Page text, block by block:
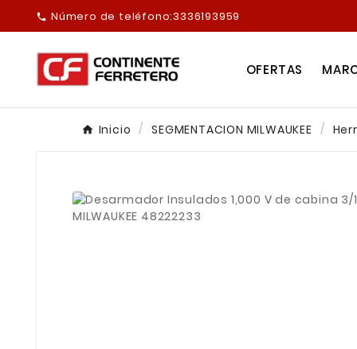
 Número de teléfono:3336193959
OFERTAS
Inicio SEGMENTACION MILWAUKEE